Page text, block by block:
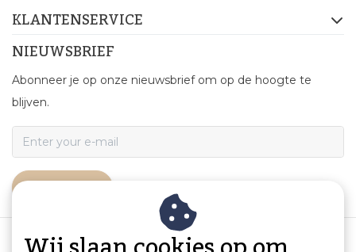
KLANTENSERVICE
NIEUWSBRIEF
Abonneer je op onze nieuwsbrief om op de hoogte te
blijven.